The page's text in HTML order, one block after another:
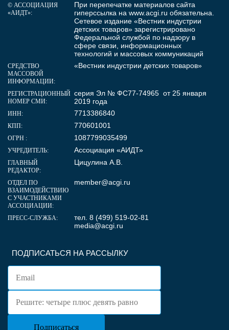
ПОДПИСАТЬСЯ НА РАССЫЛКУ
© АССОЦИАЦИЯ
«АИДТ»:
При перепечатке материалов сайта
гиперссылка на www.acgi.ru обязательна.
Сетевое издание «Вестник индустрии
детских товаров» зарегистрировано
Федеральной службой по надзору в
сфере связи, информационных
технологий и массовых коммуникаций
СРЕДСТВО
МАССОВОЙ
ИНФОРМАЦИИ:
«Вестник индустрии детских товаров»
РЕГИСТРАЦИОННЫЙ
НОМЕР СМИ:
серия Эл № ФС77-74965 от 25 января
2019 года
ИНН: 7713386840
КПП: 770601001
ОГРН : 1087799035499
УЧРЕДИТЕЛЬ: Ассоциация «АИДТ»
ГЛАВНЫЙ
РЕДАКТОР:
Цицулина А.В.
ОТДЕЛ ПО
ВЗАИМОДЕЙСТВИЮ
С УЧАСТНИКАМИ
АССОЦИАЦИИ:
member@acgi.ru
ПРЕСС-СЛУЖБА:
тел. 8 (499) 519-02-81
media@acgi.ru